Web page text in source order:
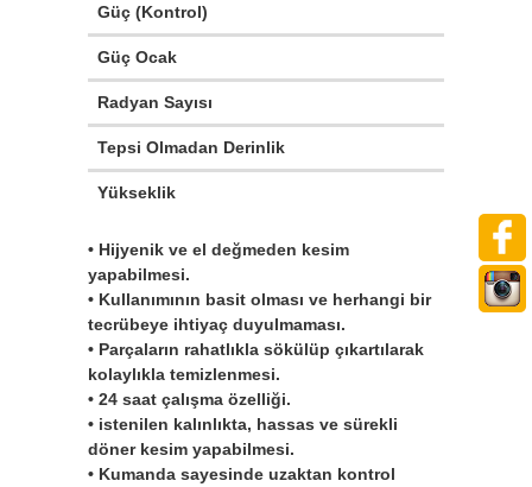
Güç (Kontrol)
Güç Ocak
Radyan Sayısı
Tepsi Olmadan Derinlik
Yükseklik
• Hijyenik ve el değmeden kesim
yapabilmesi.
• Kullanımının basit olması ve herhangi bir
tecrübeye ihtiyaç duyulmaması.
• Parçaların rahatlıkla sökülüp çıkartılarak
kolaylıkla temizlenmesi.
• 24 saat çalışma özelliği.
• istenilen kalınlıkta, hassas ve sürekli
döner kesim yapabilmesi.
• Kumanda sayesinde uzaktan kontrol